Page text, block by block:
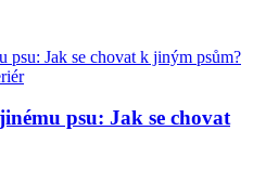
psu: Jak se chovat